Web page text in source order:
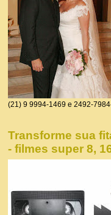
(21) 9 9994-1469 e 2492-
Transforme sua
- filmes super 8,